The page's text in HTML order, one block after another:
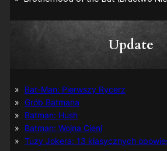
Update
Bat-Man: Pierwszy Rycerz
Grób Batmana
Batman: Hush
Batman: Wojna Cieni
Tuzy Jokera: 13 klasycznych